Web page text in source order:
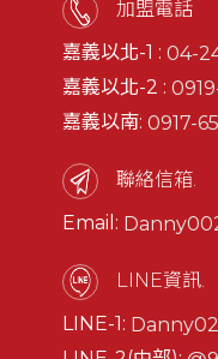
加盟電話
嘉義以北-1 :04-
嘉義以北-2 :
嘉義以南:0917-
聯絡信箱.
Email:
LINE資訊.
LINE-1: